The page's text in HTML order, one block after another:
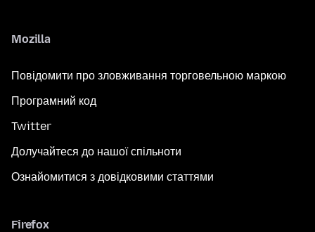
Mozilla
Повідомити про зловживання торговельною маркою
Програмний код
Twitter
Долучайтеся до нашої спільноти
Ознайомитися з довідковими статтями
Firefox